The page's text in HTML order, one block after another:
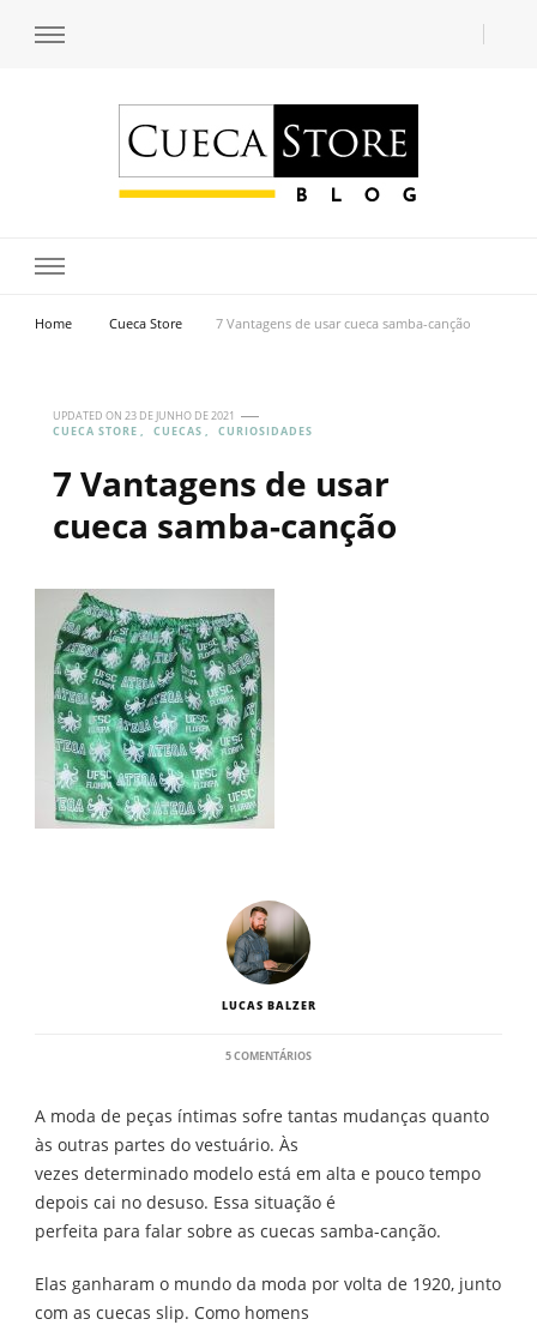
Home Cueca Store 7 Vantagens de usar cueca samba-canção
UPDATED ON 23 DE JUNHO DE 2021
CUECA STORE
CUECAS CURIOSIDADES
7 Vantagens de usar
cueca samba-canção
LUCAS BALZER
5 COMENTÁRIOSEM
DE
SAMBA-
A moda de peças íntimas sofre tantas mudanças quanto
às outras partes do vestuário. Às
vezes determinado modelo está em alta e pouco tempo
depois cai no desuso. Essa situação é
perfeita para falar sobre as cuecas samba-canção.
Elas ganharam o mundo da moda por volta de 1920, junto
com as cuecas slip. Como homens